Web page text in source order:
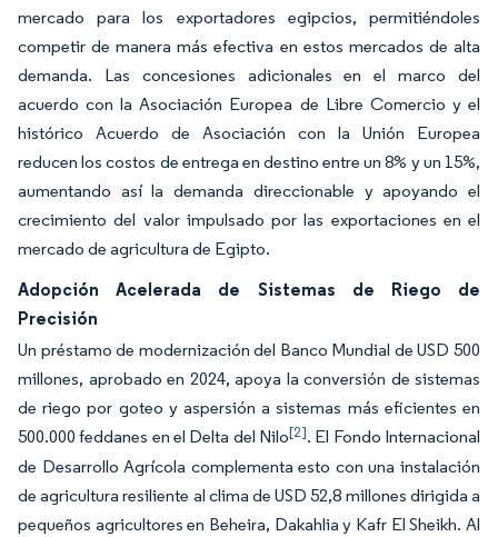
mercado para los exportadores egipcios, permitiéndoles
competir de manera más efectiva en estos mercados de alta
demanda. Las concesiones adicionales en el marco del
acuerdo con la Asociación Europea de Libre Comercio y el
histórico Acuerdo de Asociación con la Unión Europea
reducen los costos de entrega en destino entre un 8% y un 15%,
aumentando así la demanda direccionable y apoyando el
crecimiento del valor impulsado por las exportaciones en el
mercado de agricultura de Egipto.
Adopción Acelerada de Sistemas de Riego de
Precisión
Un préstamo de modernización del Banco Mundial de USD 500
millones, aprobado en 2024, apoya la conversión de sistemas
de riego por goteo y aspersión a sistemas más eficientes en
500.000 feddanes en el Delta del Nilo[2]. El Fondo Internacional
de Desarrollo Agrícola complementa esto con una instalación
de agricultura resiliente al clima de USD 52,8 millones dirigida a
pequeños agricultores en Beheira, Dakahlia y Kafr El Sheikh. Al